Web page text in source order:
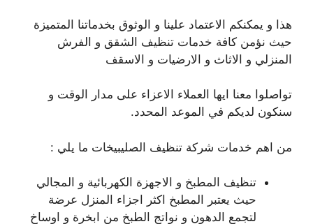
هذا و يمكنكم الاعتماد علينا و الوثوق بخدماتنا المتميزة
حيث نؤمن كافة خدمات تنظيف الشقق و الفرش
المنزلي و الاثاث و الارضيات و الاسقف
تواصلوا معنا ايها العملاء الاعزاء على مدار الوقت و
سنكون لديكم في الموعد المحدد.
من اهم خدمات شركة تنظيف الصليبيخات ما يلي :
تنظيف المطبخ و الاجهزة الكهربائية و المجالي
حيث يعتبر المطبخ اكثر اجزاء المنزل عرضة
لتجمع الدهون و نواتج الطبخ من ابخرة و اوساخ